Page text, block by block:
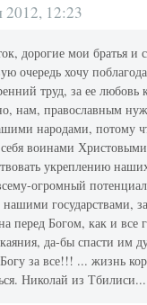
2012, 12:23
дорогие мои братья и
очередь хочу
труд, за ее любовь
нам, православным
народами, потому
себя воинами
укреплению
огромный
государствами,
перед Богом, как и
да-бы спасти им
за все!!! ... жизнь
Николай из Тбилиси...